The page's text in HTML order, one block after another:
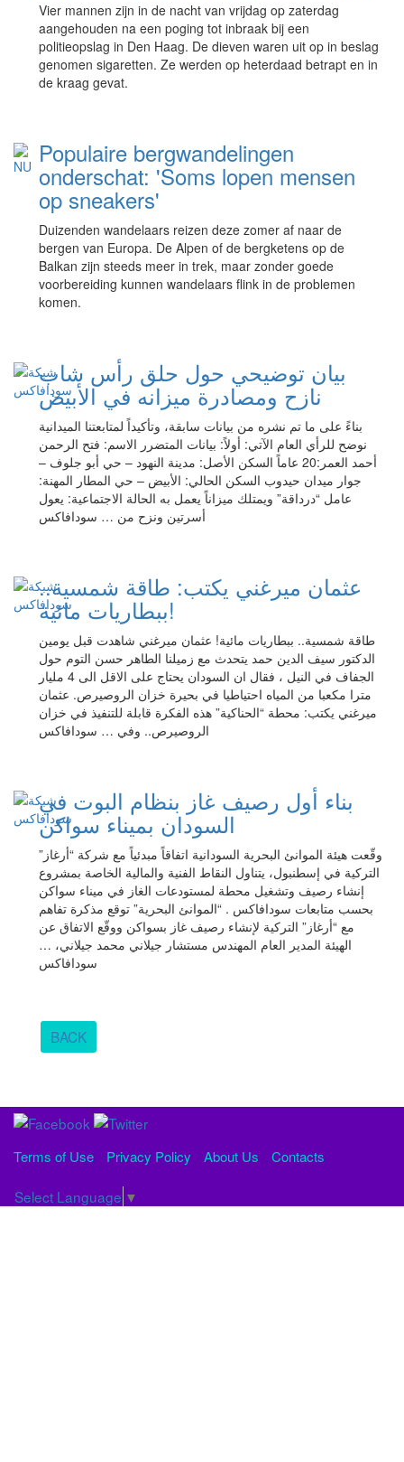
Vier mannen zijn in de nacht van vrijdag op zaterdag
aangehouden na een poging tot inbraak bij een
politieopslag in Den Haag. De dieven waren uit op in beslag
genomen sigaretten. Ze werden op heterdaad betrapt en in
de kraag gevat.
Populaire bergwandelingen
onderschat: 'Soms lopen mensen
op sneakers'
Duizenden wandelaars reizen deze zomer af naar de
bergen van Europa. De Alpen of de bergketens op de
Balkan zijn steeds meer in trek, maar zonder goede
voorbereiding kunnen wandelaars flink in de problemen
komen.
بيان توضيحي حول حلق رأس شاب
نازح ومصادرة ميزانه في الأبيض
بناءً على ما تم نشره من بيانات سابقة، وتأكيداً لمتابعتنا الميدانية
نوضح للرأي العام الآتي: أولاً: بيانات المتضرر الاسم: فتح الرحمن
أحمد العمر:20 عاماً السكن الأصل: مدينة النهود – حي أبو جلوف –
جوار ميدان حيدوب السكن الحالي: الأبيض – حي المطار المهنة:
عامل “درداقة” ويمتلك ميزاناً يعمل به الحالة الاجتماعية: يعول
أسرتين ونزح من … سودافاكس
عثمان ميرغني يكتب: طاقة شمسية..
ببطاريات مائية!
طاقة شمسية.. ببطاريات مائية! عثمان ميرغني شاهدت قبل يومين
الدكتور سيف الدين حمد يتحدث مع زميلنا الطاهر حسن التوم حول
الجفاف في النيل ، فقال ان السودان يحتاج على الاقل الى 4 مليار
مترا مكعبا من المياه احتياطيا في بحيرة خزان الروصيرص. عثمان
ميرغني يكتب: محطة “الحناكية” هذه الفكرة قابلة للتنفيذ في خزان
الروصيرص.. وفي … سودافاكس
بناء أول رصيف غاز بنظام البوت في
السودان بميناء سواكن
وقّعت هيئة الموانئ البحرية السودانية اتفاقاً مبدئياً مع شركة “أرغاز”
التركية في إسطنبول، يتناول النقاط الفنية والمالية الخاصة بمشروع
إنشاء رصيف وتشغيل محطة لمستودعات الغاز في ميناء سواكن
بحسب متابعات سودافاكس . “الموانئ البحرية” توقع مذكرة تفاهم
مع “أرغاز” التركية لإنشاء رصيف غاز بسواكن ووقّع الاتفاق عن
الهيئة المدير العام المهندس مستشار جيلاني محمد جيلاني، …
سودافاكس
BACK
Terms of Use Privacy Policy About Us Contacts
Select Language ▼